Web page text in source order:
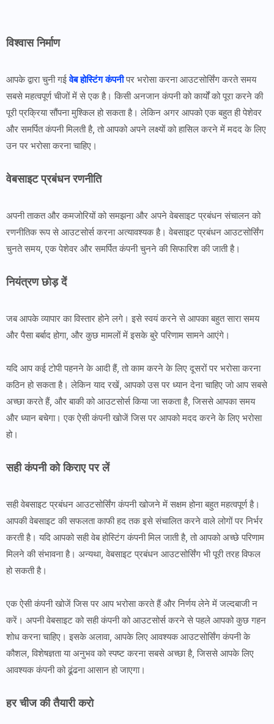
विश्वास निर्माण
आपके द्वारा चुनी गईवेब होस्टिंग कंपनीपर भरोसा करना आउटसोर्सिंग करते समय
सबसे महत्वपूर्ण चीजों में से एक है। किसी अनजान कंपनी को कार्यों को पूरा करने की
पूरी प्रक्रिया सौंपना मुश्किल हो सकता है। लेकिन अगर आपको एक बहुत ही पेशेवर
और समर्पित कंपनी मिलती है, तो आपको अपने लक्ष्यों को हासिल करने में मदद के लिए
उन पर भरोसा करना चाहिए।
वेबसाइट प्रबंधन रणनीति
अपनी ताकत और कमजोरियों को समझना और अपने वेबसाइट प्रबंधन संचालन को
रणनीतिक रूप से आउटसोर्स करना अत्यावश्यक है। वेबसाइट प्रबंधन आउटसोर्सिंग
चुनते समय, एक पेशेवर और समर्पित कंपनी चुनने की सिफारिश की जाती है।
नियंत्रण छोड़ दें
जब आपके व्यापार का विस्तार होने लगे। इसे स्वयं करने से आपका बहुत सारा समय
और पैसा बर्बाद होगा, और कुछ मामलों में इसके बुरे परिणाम सामने आएंगे।
यदि आप कई टोपी पहनने के आदी हैं, तो काम करने के लिए दूसरों पर भरोसा करना
कठिन हो सकता है। लेकिन याद रखें, आपको उस पर ध्यान देना चाहिए जो आप सबसे
अच्छा करते हैं, और बाकी को आउटसोर्स किया जा सकता है, जिससे आपका समय
और ध्यान बचेगा। एक ऐसी कंपनी खोजें जिस पर आपको मदद करने के लिए भरोसा
हो।
सही कंपनी को किराए पर लें
सही वेबसाइट प्रबंधन आउटसोर्सिंग कंपनी खोजने में सक्षम होना बहुत महत्वपूर्ण है।
आपकी वेबसाइट की सफलता काफी हद तक इसे संचालित करने वाले लोगों पर निर्भर
करती है। यदि आपको सही वेब होस्टिंग कंपनी मिल जाती है, तो आपको अच्छे परिणाम
मिलने की संभावना है। अन्यथा, वेबसाइट प्रबंधन आउटसोर्सिंग भी पूरी तरह विफल
हो सकती है।
एक ऐसी कंपनी खोजें जिस पर आप भरोसा करते हैं और निर्णय लेने में जल्दबाजी न
करें। अपनी वेबसाइट को सही कंपनी को आउटसोर्स करने से पहले आपको कुछ गहन
शोध करना चाहिए। इसके अलावा, आपके लिए आवश्यक आउटसोर्सिंग कंपनी के
कौशल, विशेषज्ञता या अनुभव को स्पष्ट करना सबसे अच्छा है, जिससे आपके लिए
आवश्यक कंपनी को ढूंढना आसान हो जाएगा।
हर चीज की तैयारी करो